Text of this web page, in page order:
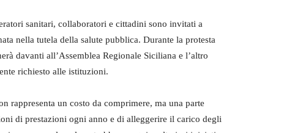
sanitari, collaboratori e cittadini sono invitati a
nella tutela della salute pubblica. Durante la protesta
davanti all’Assemblea Regionale Siciliana e l’altro
richiesto alle istituzioni.
rappresenta un costo da comprimere, ma una parte
di prestazioni ogni anno e di alleggerire il carico degli